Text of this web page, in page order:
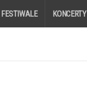
FESTIWALE KONCERTY